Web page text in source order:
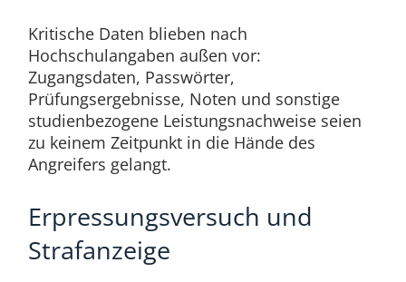
Kritische Daten blieben nach
Hochschulangaben außen vor:
Zugangsdaten, Passwörter,
Prüfungsergebnisse, Noten und sonstige
studienbezogene Leistungsnachweise seien
zu keinem Zeitpunkt in die Hände des
Angreifers gelangt.
Erpressungsversuch und
Strafanzeige